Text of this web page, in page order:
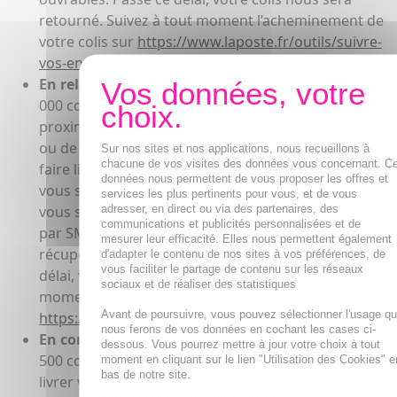
retourné. Suivez à tout moment l’acheminement de
votre colis sur https://www.laposte.fr/outils/suivre-
vos-envois
En relais Pickup :
Vous pouvez choisir l’un des 16
000 commerçants de proximité du réseau Pickup, à
proximité de votre domicile, de votre lieu de travail
ou de vacances, auprès duquel vous souhaitez vous
faire livrer. Une fois le colis préparé par nos soins, il
vous sera livré dans un délai indicatif de 48h et
vous serez informé de la disponibilité de votre colis
par SMS et e-mail. Vous pouvez alors venir le
récupérer dans les 10 jours ouvrables. Passé ce
délai, votre colis nous sera retourné. Suivez à tout
moment l’acheminement de votre colis sur
https://www.laposte.fr/outils/suivre-vos-envois.
En consigne Pickup :Vous pouvez choisir l’une des
500 consignes automatiques de retrait pour faire
livrer votre colis. Implanter sur votre trajet (gare,
Sur nos sites et nos applications, nous recueillons à
chacune de vos visites des données vous concernant.
données nous permettent de vous proposer les offres et
services les plus pertinents pour vous, et de vous
adresser, en direct ou via des partenaires, des
communications et publicités personnalisées et de
mesurer leur efficacité. Elles nous permettent également
d'adapter le contenu de nos sites à vos préférences, de
vous faciliter le partage de contenu sur les réseaux
sociaux et de réaliser des statistiques
Avant de poursuivre, vous pouvez sélectionner l'usage
nous ferons de vos données en cochant les cases ci-
dessous. Vous pourrez mettre à jour votre choix à tout
moment en cliquant sur le lien "Utilisation des Cookies"
bas de notre site.